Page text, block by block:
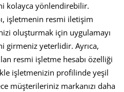
kolayca yönlendirebilir.
işletmenin resmi iletişim
oluşturmak için uygulamayı
yeterlidir. Ayrıca,
resmi işletme hesabı özelliği
işletmenizin profilinde yeşil
müşterileriniz markanızı daha